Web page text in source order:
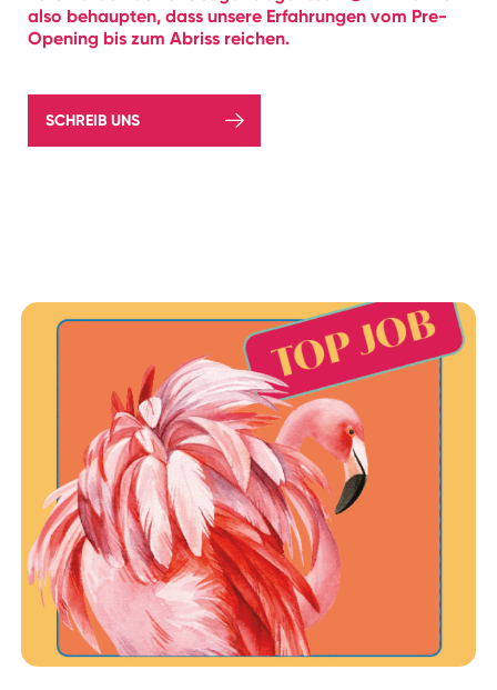
also behaupten, dass unsere Erfahrungen vom Pre-
Opening bis zum Abriss reichen.
SCHREIB UNS